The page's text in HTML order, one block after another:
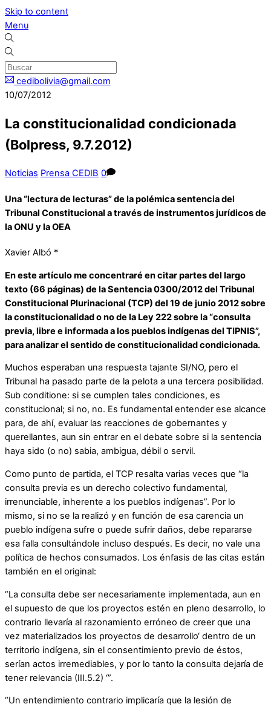
Skip to content
Menu
cedibolivia@gmail.com
10/07/2012
La constitucionalidad condicionada
(Bolpress, 9.7.2012)
Noticias Prensa CEDIB 0
Una “lectura de lecturas” de la polémica sentencia del
Tribunal Constitucional a través de instrumentos jurídicos de
la ONU y la OEA
Xavier Albó *
En este artículo me concentraré en citar partes del largo
texto (66 páginas) de la Sentencia 0300/2012 del Tribunal
Constitucional Plurinacional (TCP) del 19 de junio 2012 sobre
la constitucionalidad o no de la Ley 222 sobre la “consulta
previa, libre e informada a los pueblos indígenas del TIPNIS”,
para analizar el sentido de constitucionalidad condicionada.
Muchos esperaban una respuesta tajante SI/NO, pero el
Tribunal ha pasado parte de la pelota a una tercera posibilidad.
Sub conditione: si se cumplen tales condiciones, es
constitucional; si no, no. Es fundamental entender ese alcance
para, de ahí, evaluar las reacciones de gobernantes y
querellantes, aun sin entrar en el debate sobre si la sentencia
haya sido (o no) sabia, ambigua, débil o servil.
Como punto de partida, el TCP resalta varias veces que “la
consulta previa es un derecho colectivo fundamental,
irrenunciable, inherente a los pueblos indígenas”. Por lo
mismo, si no se la realizó y en función de esa carencia un
pueblo indígena sufre o puede sufrir daños, debe repararse
esa falla consultándole incluso después. Es decir, no vale una
política de hechos consumados. Los énfasis de las citas están
también en el original:
“La consulta debe ser necesariamente implementada, aun en
el supuesto de que los proyectos estén en pleno desarrollo, lo
contrario llevaría al razonamiento erróneo de creer que una
vez materializados los proyectos de desarrollo‘ dentro de un
territorio indígena, sin el consentimiento previo de éstos,
serían actos irremediables, y por lo tanto la consulta dejaría de
tener relevancia (III.5.2) ‘”.
“Un entendimiento contrario implicaría que la lesión de